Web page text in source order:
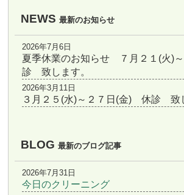
NEWS 最新のお知らせ
2026年7月6日
夏季休業のお知らせ ７月２１(火)
診 致します。
2026年3月11日
３月２５(水)～２７日(金) 休診 致
BLOG 最新のブログ記事
2026年7月31日
今日のクリーニング